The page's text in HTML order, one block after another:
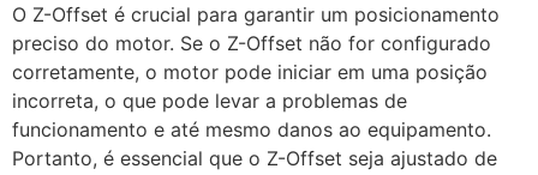
O Z-Offset é crucial para garantir um posicionamento
preciso do motor. Se o Z-Offset não for configurado
corretamente, o motor pode iniciar em uma posição
incorreta, o que pode levar a problemas de
funcionamento e até mesmo danos ao equipamento.
Portanto, é essencial que o Z-Offset seja ajustado de